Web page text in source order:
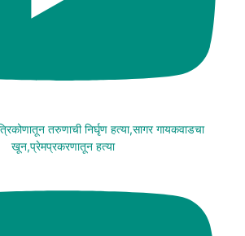
तरुणाची निर्घृण हत्या,सागर गायकवाडचा
खून,प्रेमप्रकरणातून हत्या